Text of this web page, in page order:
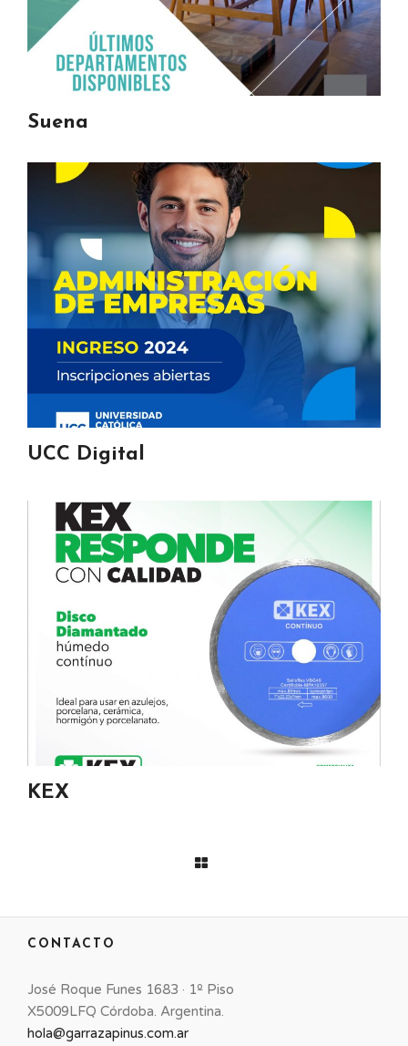
Suena
UCC Digital
KEX
CONTACTO
José Roque Funes 1683 · 1º Piso
X5009LFQ Córdoba. Argentina.
hola@garrazapinus.com.ar